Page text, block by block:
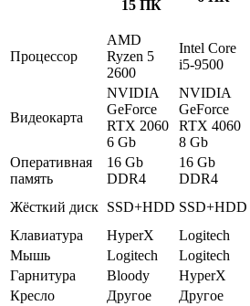
15 ПК
Процессор
AMD
Ryzen 5
2600
Intel Core
i5-9500
Видеокарта
NVIDIA
GeForce
RTX 2060
6 Gb
NVIDIA
GeForce
RTX 4060
8 Gb
Оперативная
память
16 Gb
DDR4
16 Gb
DDR4
Жёсткий диск SSD+HDD SSD+HDD
Клавиатура
HyperX Logitech
Мышь
Logitech Logitech
Гарнитура
Bloody HyperX
Кресло
Другое Другое